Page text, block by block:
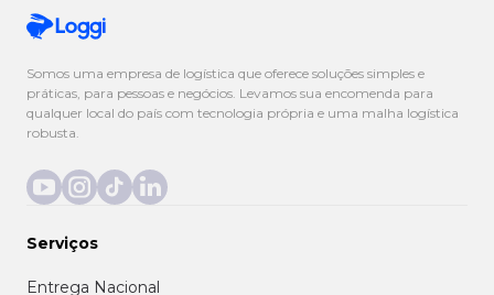
Somos uma empresa de logística que oferece soluções simples e
práticas, para pessoas e negócios. Levamos sua encomenda para
qualquer local do país com tecnologia própria e uma malha logística
robusta.
Serviços
Entrega Nacional